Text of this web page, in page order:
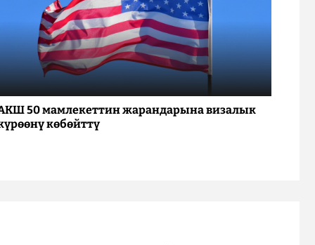
50 мамлекеттин жарандарына визалык
көбөйттү